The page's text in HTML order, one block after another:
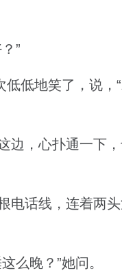
”
低地笑了，说，“
边，心扑通一下
话线，连着两头
么晚？”她问。